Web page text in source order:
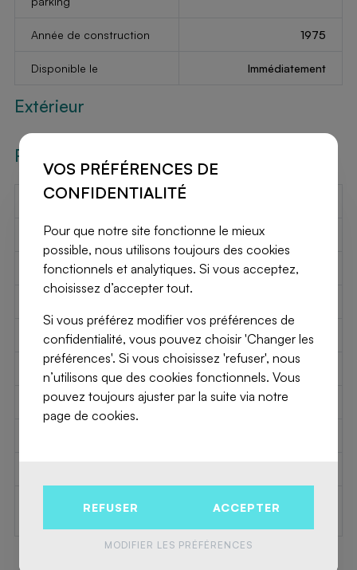
Année de construction 1975
Disponible le Immédiatement
Extérieur
Renseignements
Label PEB
Label PEB
Code PEB
Permis d'urbanisme Inconnu
Permis de lotir
Convocation Inconnu
Rez-de-Chaussée
pas situé en zone
VOS PRÉFÉRENCES DE
CONFIDENTIALITÉ
Pour que notre site fonctionne le mieux
possible, nous utilisons toujours des cookies
fonctionnels et analytiques. Si vous acceptez,
choisissez d’accepter tout.
Si vous préférez modifier vos préférences de
confidentialité, vous pouvez choisir 'Changer les
préférences'. Si vous choisissez 'refuser', nous
n’utilisons que des cookies fonctionnels. Vous
pouvez toujours ajuster par la suite via notre
page de cookies.
REFUSER ACCEPTER
MODIFIER LES PRÉFÉRENCES